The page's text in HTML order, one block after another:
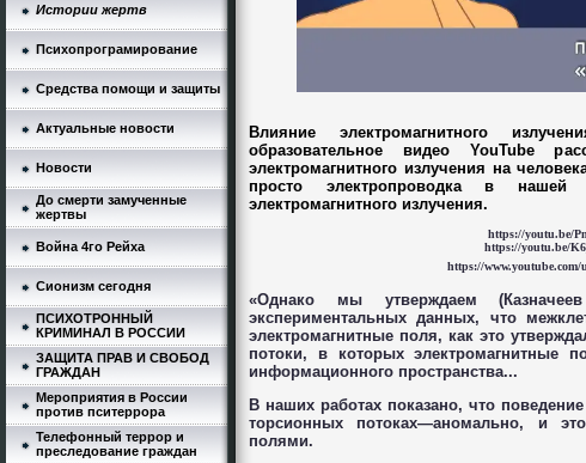
Истории жертв
Психопрограмирование
Средства помощи и защиты
Актуальные новости
Новости
До смерти замученные
жертвы
Война 4го Рейха
Сионизм сегодня
ПСИХОТРОННЫЙ
КРИМИНАЛ В РОССИИ
ЗАЩИТА ПРАВ И СВОБОД
ГРАЖДАН
Мероприятия в России
против пситеррора
Телефонный террор и
преследование граждан
Влияние электромагнитного
образовательное видео YouTube
электромагнитного излучения на
просто электропроводка в
электромагнитного излучения.
https://youtu.be/
https://youtu.be/
https://
«Однако мы утверждаем
экспериментальных данных, что
электромагнитные поля, как это
потоки, в которых электромагнитные
информационного пространства...
В наших работах показано, что
торсионных потоках—аномально, и
полями.